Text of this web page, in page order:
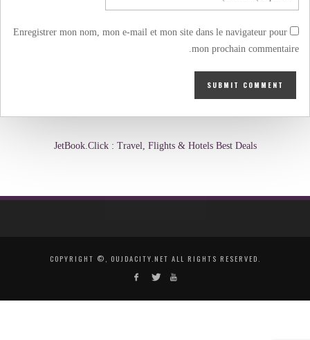
Enregistrer mon nom, mon e-mail et mon site dans le navigateur pour
mon prochain commentaire.
JetBook.Click : Travel, Flights & Hotels Best Deals
COPYRIGHT ©, OUJDACITY.NET ALL RIGHTS RESERVED.